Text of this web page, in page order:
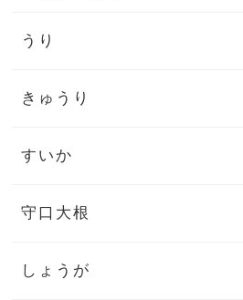
うり
きゅうり
すいか
守口大根
しょうが